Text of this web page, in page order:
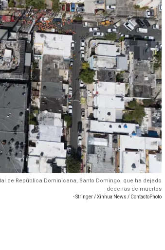
de República Dominicana, Santo Domingo, que ha dejado
decenas de muertos
- Stringer / Xinhua News / ContactoPhoto